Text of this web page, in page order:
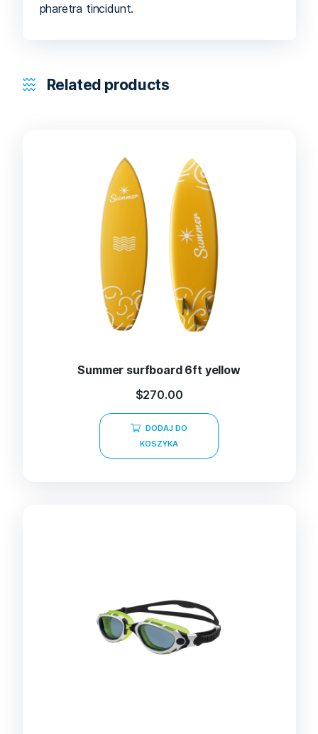
pharetra tincidunt.
Related products
Summer surfboard 6ft yellow
$270.00
DODAJ DO
KOSZYKA